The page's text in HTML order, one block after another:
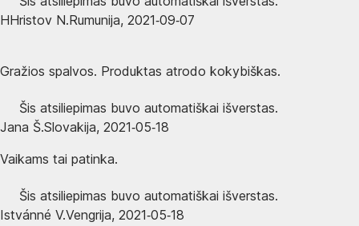
HHristov N.Rumunija, 2021‑09‑07
Gražios spalvos. Produktas atrodo kokybiškas.
Šis atsiliepimas buvo automatiškai išverstas.
Jana Š.Slovakija, 2021‑05‑18
Vaikams tai patinka.
Šis atsiliepimas buvo automatiškai išverstas.
Istvánné V.Vengrija, 2021‑05‑18